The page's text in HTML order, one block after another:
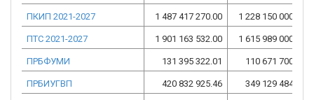
ПКИП 2021-2027 1 487 417 270.00 1 228 150 000.00
ПТС 2021-2027 1 901 163 532.00 1 615 989 000.00
ПРБФУМИ 131 395 322.01 110 671 700.59
ПРБИУГВП 420 832 925.46 349 129 484.31